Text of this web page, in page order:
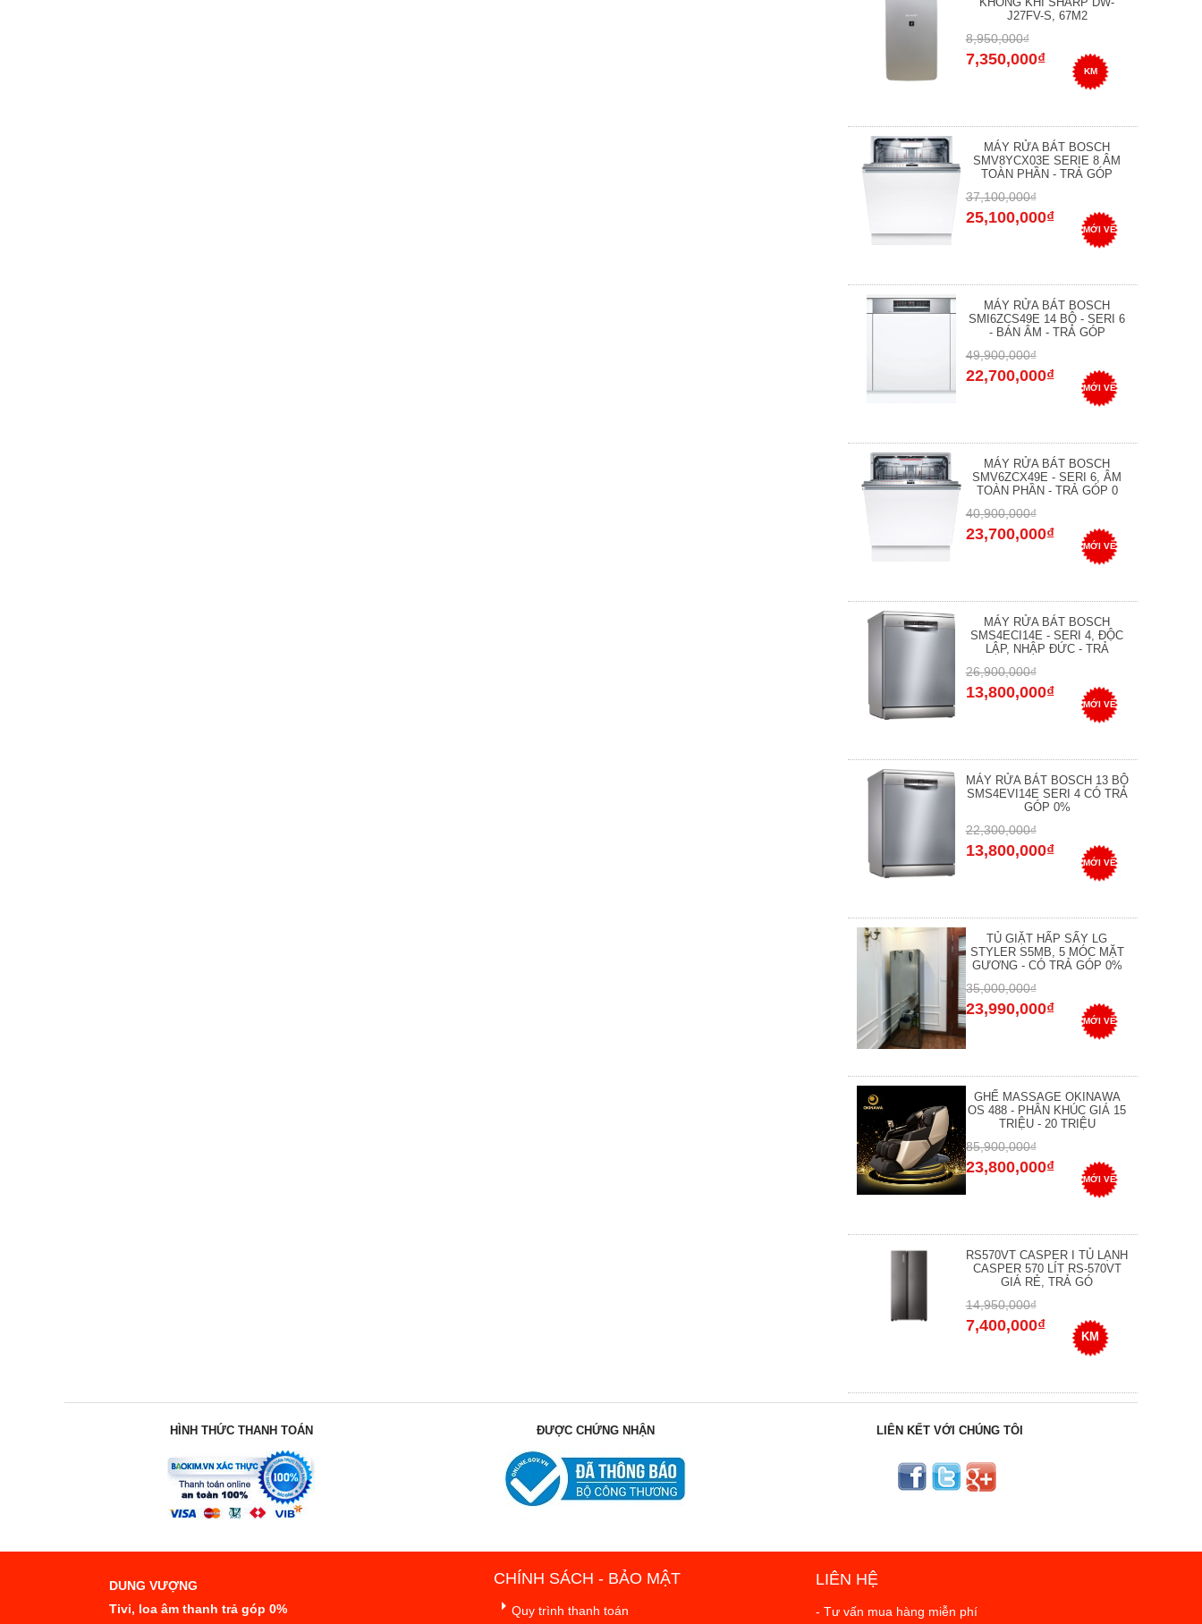
J27FV-S, 67M2
8,950,000₫
7,350,000₫
KM
MÁY RỬA BÁT BOSCH
SMV8YCX03E SERIE 8 ÂM
TOÀN PHẦN - TRẢ GÓP
37,100,000₫
25,100,000₫
MỚI VỀ
MÁY RỬA BÁT BOSCH
SMI6ZCS49E 14 BỘ - SERI 6
- BÁN ÂM - TRẢ GÓP
49,900,000₫
22,700,000₫
MỚI VỀ
MÁY RỬA BÁT BOSCH
SMV6ZCX49E - SERI 6, ÂM
TOÀN PHẦN - TRẢ GÓP 0
40,900,000₫
23,700,000₫
MỚI VỀ
MÁY RỬA BÁT BOSCH
SMS4ECI14E - SERI 4, ĐỘC
LẬP, NHẬP ĐỨC - TRẢ
26,900,000₫
13,800,000₫
MỚI VỀ
MÁY RỬA BÁT BOSCH 13 BỘ
SMS4EVI14E SERI 4 CÓ TRẢ
GÓP 0%
22,300,000₫
13,800,000₫
MỚI VỀ
TỦ GIẶT HẤP SẤY LG
STYLER S5MB, 5 MÓC MẶT
GƯƠNG - CÓ TRẢ GÓP 0%
35,000,000₫
23,990,000₫
MỚI VỀ
GHẾ MASSAGE OKINAWA
OS 488 - PHÂN KHÚC GIÁ 15
TRIỆU - 20 TRIỆU
85,900,000₫
23,800,000₫
MỚI VỀ
RS570VT CASPER I TỦ LẠNH
CASPER 570 LÍT RS-570VT
GIÁ RẺ, TRẢ GÓ
14,950,000₫
7,400,000₫
KM
HÌNH THỨC THANH TOÁN ĐƯỢC CHỨNG NHẬN LIÊN KẾT VỚI CHÚNG TÔI
DUNG VƯỢNG
Tivi, loa âm thanh trả góp 0%
CHÍNH SÁCH - BẢO MẬT
Quy trình thanh toán
LIÊN HỆ
- Tư vấn mua hàng miễn phí